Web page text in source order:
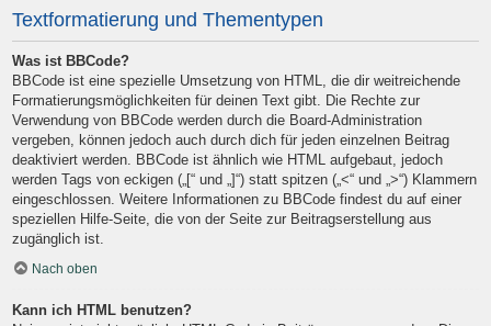
Textformatierung und Thementypen
Was ist BBCode?
BBCode ist eine spezielle Umsetzung von HTML, die dir weitreichende
Formatierungsmöglichkeiten für deinen Text gibt. Die Rechte zur
Verwendung von BBCode werden durch die Board-Administration
vergeben, können jedoch auch durch dich für jeden einzelnen Beitrag
deaktiviert werden. BBCode ist ähnlich wie HTML aufgebaut, jedoch
werden Tags von eckigen („[“ und „]“) statt spitzen („<“ und „>“) Klammern
eingeschlossen. Weitere Informationen zu BBCode findest du auf einer
speziellen Hilfe-Seite, die von der Seite zur Beitragserstellung aus
zugänglich ist.
Nach oben
Kann ich HTML benutzen?